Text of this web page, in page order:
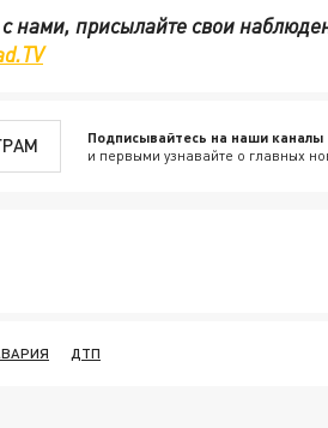
нами, присылайте свои
Подписывайтесь на наши каналы
и первыми узнавайте о главных
ДТП